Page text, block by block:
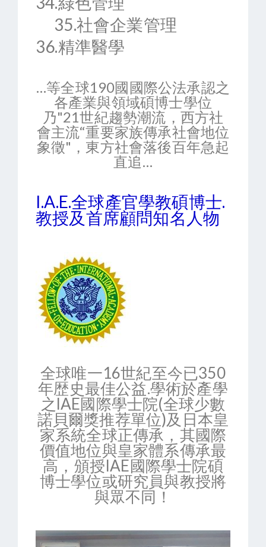
35.社會企業管理
36.精準醫學
…等全球190國國際公法承認之
各產業與領域碩博士學位
乃"21世紀趨勢潮流，西方社
會主流“重要家族傳承社會地位
象徵"，東方社會落後百年急起
直追…
I.A.E.全球產官學教碩博士.
教授及首席顧問知名人物
全球唯一16世紀至今已350
年歴史最佳公益.學術於產學
之lAE國際學士院(全球少數
諾貝爾獎推荐單位)及日本皇
家系統全球正傳承，其國際
價值地位與皇家體系傳承最
高，頒授IAE國際學士院碩
博士學位或研究員與教授將
與眾不同！